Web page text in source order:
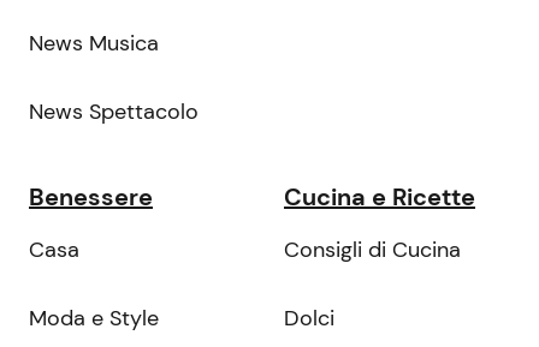
News Musica
News Spettacolo
Benessere
Casa
Moda e Style
Cucina e Ricette
Consigli di Cucina
Dolci